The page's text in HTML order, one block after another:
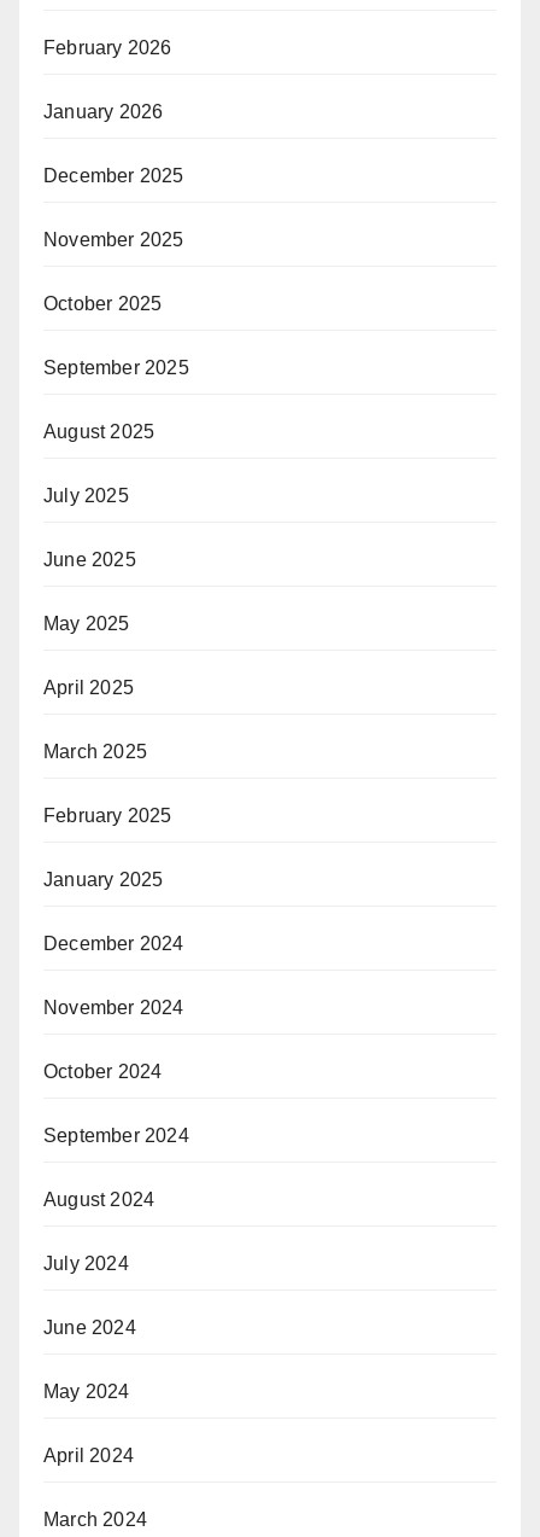
February 2026
January 2026
December 2025
November 2025
October 2025
September 2025
August 2025
July 2025
June 2025
May 2025
April 2025
March 2025
February 2025
January 2025
December 2024
November 2024
October 2024
September 2024
August 2024
July 2024
June 2024
May 2024
April 2024
March 2024